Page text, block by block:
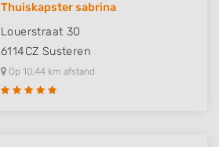
Thuiskapster sabrina
Louerstraat 30
6114CZ Susteren
Op 10,44 km afstand